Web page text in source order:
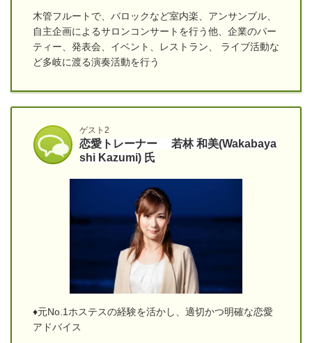
木管フルートで、バロックなど室内楽、アンサンブル、
自主企画によるサロンコンサートを行う他、企業のパー
ティー、発表会、イベント、レストラン、 ライブ活動な
ど多岐に渡る演奏活動を行う
ゲスト2
恋愛トレーナー 若林 和美(Wakabaya
shi Kazumi) 氏
♦元No.1 ホステスの経験を活かし、適切かつ明確な恋愛
アドバイス